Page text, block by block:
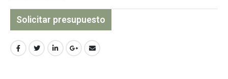
Solicitar presupuesto